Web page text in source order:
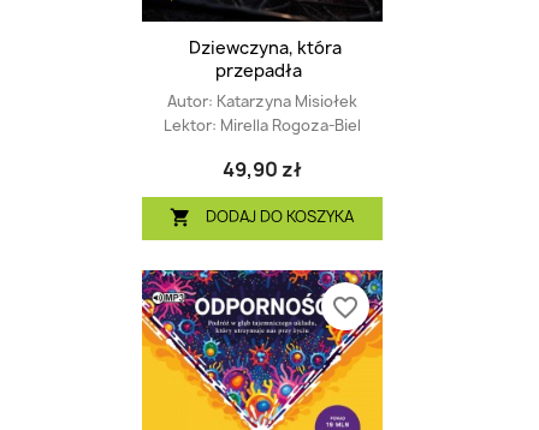
Dziewczyna, która
przepadła
Autor: Katarzyna Misiołek
Lektor: Mirella Rogoza-Biel
49,90 zł
 DODAJ DO KOSZYKA
favorite_border